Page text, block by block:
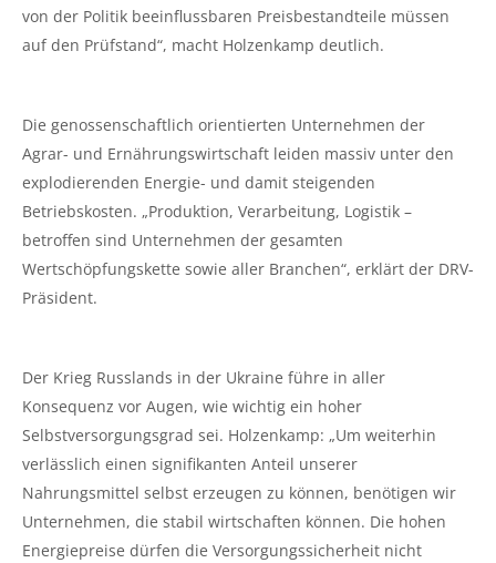
von der Politik beeinflussbaren Preisbestandteile müssen
auf den Prüfstand“, macht Holzenkamp deutlich.
Die genossenschaftlich orientierten Unternehmen der
Agrar- und Ernährungswirtschaft leiden massiv unter den
explodierenden Energie- und damit steigenden
Betriebskosten. „Produktion, Verarbeitung, Logistik –
betroffen sind Unternehmen der gesamten
Wertschöpfungskette sowie aller Branchen“, erklärt der DRV-
Präsident.
Der Krieg Russlands in der Ukraine führe in aller
Konsequenz vor Augen, wie wichtig ein hoher
Selbstversorgungsgrad sei. Holzenkamp: „Um weiterhin
verlässlich einen signifikanten Anteil unserer
Nahrungsmittel selbst erzeugen zu können, benötigen wir
Unternehmen, die stabil wirtschaften können. Die hohen
Energiepreise dürfen die Versorgungssicherheit nicht